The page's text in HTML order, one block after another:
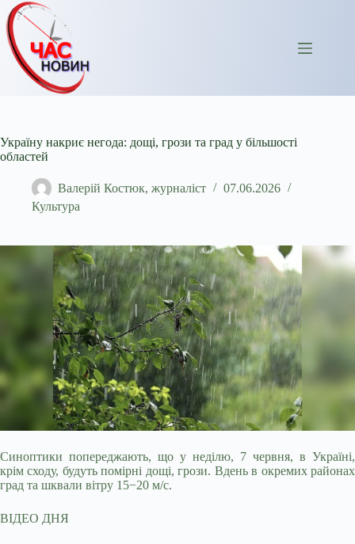
Перейти
до
вмісту
Україну накриє негода: дощі, грози та град у більшості
областей
Валерій Костюк, журналіст
07.06.2026
Культура
Синоптики попереджають, що у неділю, 7 червня, в Україні,
крім сходу, будуть помірні дощі, грози. Вдень в окремих районах
град та шквали вітру 15−20 м/с.
ВІДЕО ДНЯ